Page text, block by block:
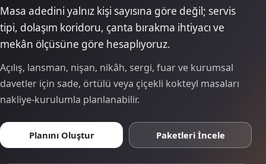
Masa adedini yalnız kişi sayısına göre değil; servis
tipi, dolaşım koridoru, çanta bırakma ihtiyacı ve
mekân ölçüsüne göre hesaplıyoruz.
Açılış, lansman, nişan, nikâh, sergi, fuar ve kurumsal
davetler için sade, örtülü veya çiçekli kokteyl masaları
nakliye-kurulumla planlanabilir.
Planını Oluştur Paketleri İncele